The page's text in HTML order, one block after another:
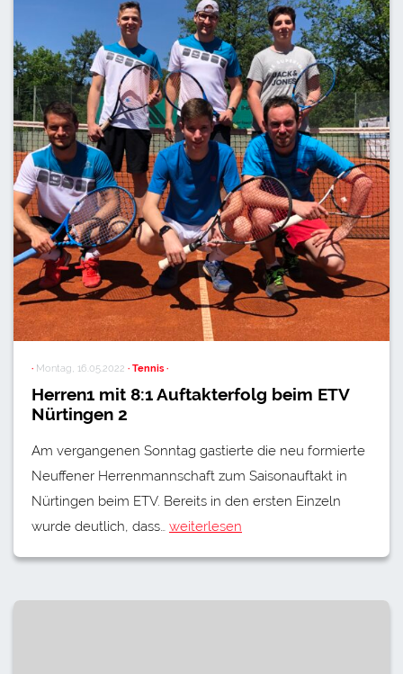
· Montag, 16.05.2022 · Tennis ·
Herren1 mit 8:1 Auftakterfolg beim ETV
Nürtingen 2
Am vergangenen Sonntag gastierte die neu formierte
Neuffener Herrenmannschaft zum Saisonauftakt in
Nürtingen beim ETV. Bereits in den ersten Einzeln
wurde deutlich, dass… weiterlesen